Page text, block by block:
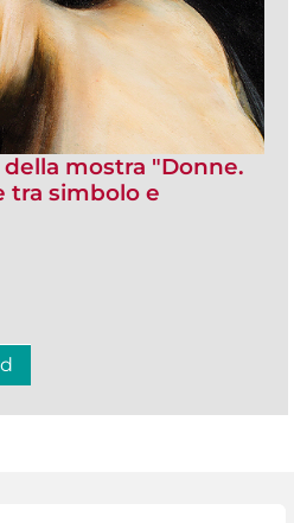
mostra "Donne.
tra simbolo e